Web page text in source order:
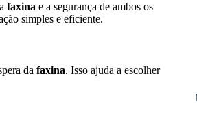
faxina e a segurança de ambos os
simples e eficiente.
da faxina. Isso ajuda a escolher